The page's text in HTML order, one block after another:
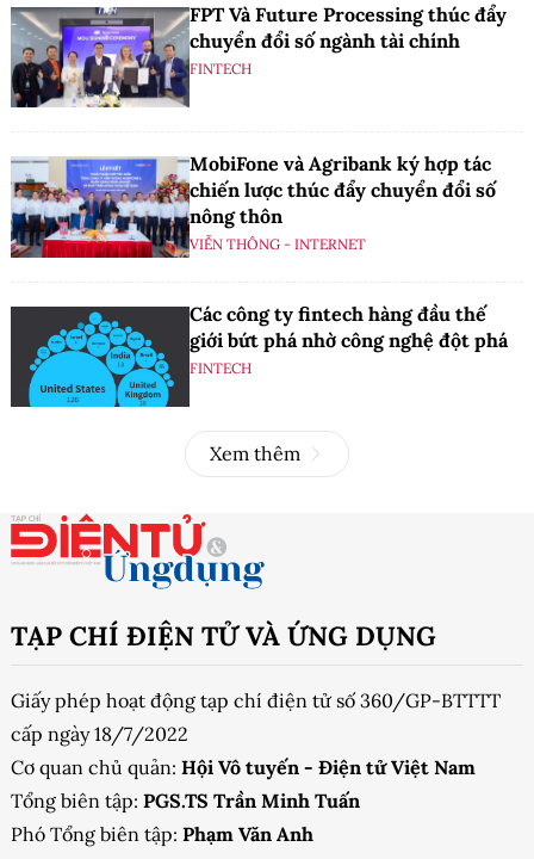
FPT Và Future Processing thúc đẩy
chuyển đổi số ngành tài chính
FINTECH
MobiFone và Agribank ký hợp tác
chiến lược thúc đẩy chuyển đổi số
nông thôn
VIỄN THÔNG - INTERNET
Các công ty fintech hàng đầu thế
giới bứt phá nhờ công nghệ đột phá
FINTECH
Xem thêm
TẠP CHÍ ĐIỆN TỬ VÀ ỨNG DỤNG
Giấy phép hoạt động tạp chí điện tử số 360/GP-BTTTT
cấp ngày 18/7/2022
Cơ quan chủ quản: Hội Vô tuyến - Điện tử Việt Nam
Tổng biên tập: PGS.TS Trần Minh Tuấn
Phó Tổng biên tập: Phạm Văn Anh